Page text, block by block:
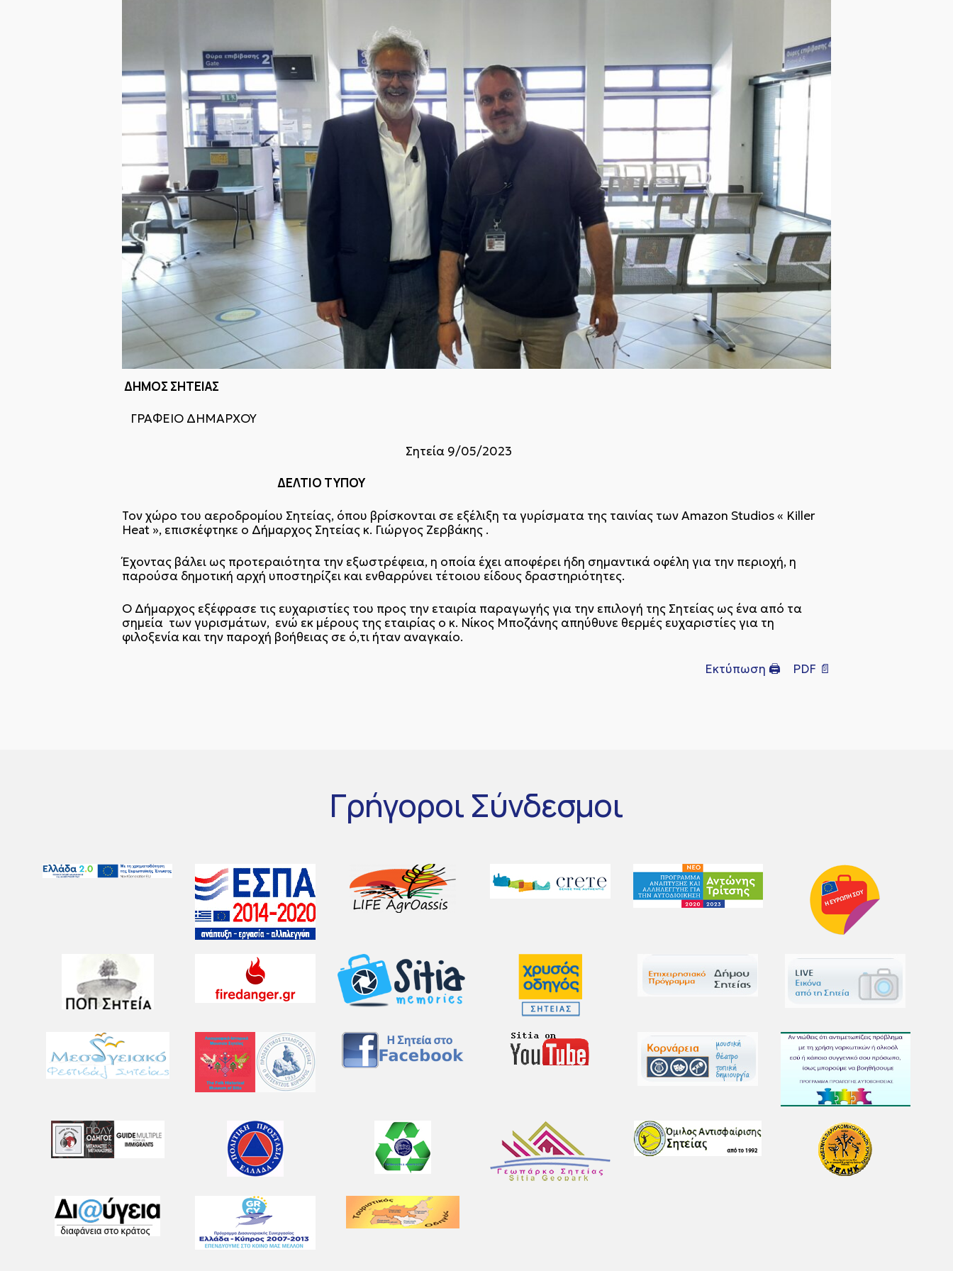
ΔΗΜΟΣ ΣΗΤΕΙΑΣ
ΓΡΑΦΕΙΟ ΔΗΜΑΡΧΟΥ
Σητεία 9/05/2023
ΔΕΛΤΙΟ ΤΥΠΟΥ
Τον χώρο του αεροδρομίου Σητείας, όπου βρίσκονται σε εξέλιξη τα γυρίσματα της ταινίας των Amazon Studios « Killer
Heat », επισκέφτηκε ο Δήμαρχος Σητείας κ. Γιώργος Ζερβάκης .
Έχοντας βάλει ως προτεραιότητα την εξωστρέφεια, η οποία έχει αποφέρει ήδη σημαντικά οφέλη για την περιοχή, η
παρούσα δημοτική αρχή υποστηρίζει και ενθαρρύνει τέτοιου είδους δραστηριότητες.
Ο Δήμαρχος εξέφρασε τις ευχαριστίες του προς την εταιρία παραγωγής για την επιλογή της Σητείας ως ένα από τα
σημεία των γυρισμάτων, ενώ εκ μέρους της εταιρίας ο κ. Νίκος Μποζάνης απηύθυνε θερμές ευχαριστίες για τη
φιλοξενία και την παροχή βοήθειας σε ό,τι ήταν αναγκαίο.
Εκτύπωση 🖨 PDF 📄
Γρήγοροι Σύνδεσμοι